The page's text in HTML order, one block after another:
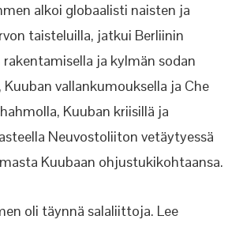
alkoi globaalisti naisten ja
taisteluilla, jatkui Berliinin
ja kylmän sodan
vallankumouksella ja Che
Kuuban kriisillä ja
Neuvostoliiton vetäytyessä
Kuubaan ohjustukikohtaansa.
oli täynnä salaliittoja. Lee